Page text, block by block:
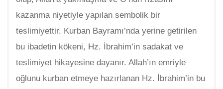
kazanma niyetiyle yapılan sembolik bir
teslimiyettir. Kurban Bayramı’nda yerine getirilen
bu ibadetin kökeni, Hz. İbrahim’in sadakat ve
teslimiyet hikayesine dayanır. Allah’ın emriyle
oğlunu kurban etmeye hazırlanan Hz. İbrahim’in bu